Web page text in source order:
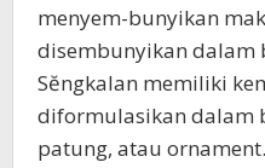
menyem-bunyikan
disembunyikan dalam
Sĕngkalan memiliki
diformulasikan dalam
patung, atau ornament.